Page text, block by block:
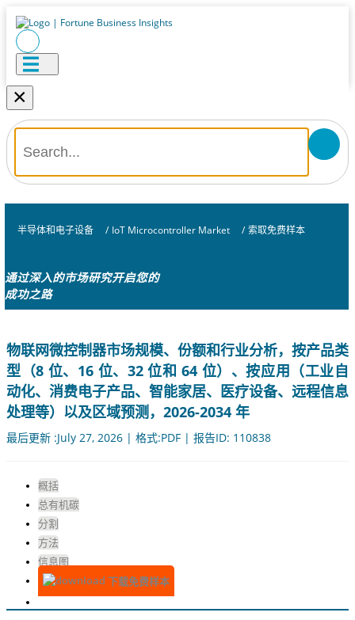
×
半导体和电子设备 / IoT Microcontroller Market / 索取免费样本
通过深入的市场研究开启您的
成功之路
物联网微控制器市场规模、份额和行业分析，按产品类
型（8 位、16 位、32 位和 64 位）、按应用（工业自
动化、消费电子产品、智能家居、医疗设备、远程信息
处理等）以及区域预测，2026-2034 年
最后更新 :July 27, 2026 | 格式:PDF | 报告ID: 110838
概括
总有机碳
分割
方法
信息图
下载免费样本